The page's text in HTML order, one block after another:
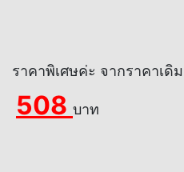
ราคาพิเศษค่ะ จากราคาเดิม
508 บาท